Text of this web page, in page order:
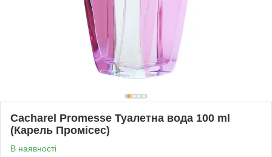
Cacharel Promesse Туалетна вода 100 ml
(Карель Промісес)
В наявності